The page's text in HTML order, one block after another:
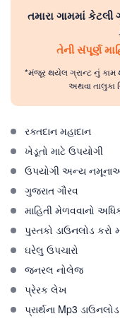
તમારા ગામમાં
તેની સંપૂર્ણ
*મંજૂર થયેલ ગ્રાન્ટ નું
અથવા તાલુકા
રક્તદાન મહાદાન
ખેડૂતો માટે ઉપયોગી
ઉપયોગી અન્ય
ગુજરાત ગૌરવ
માહિતી મેળવવાનો
પુસ્તકો ડાઉનલોડ કરો
ઘરેલુ ઉપચારો
જનરલ નોલેજ
પ્રેરક લેખ
પ્રાર્થના Mp3 ડાઉનલોડ